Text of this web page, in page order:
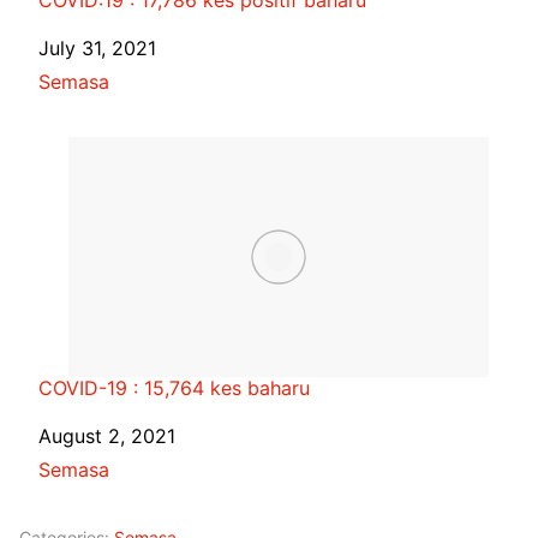
Date
July 31, 2021
In relation to
Semasa
COVID-19 : 15,764 kes baharu
Date
August 2, 2021
In relation to
Semasa